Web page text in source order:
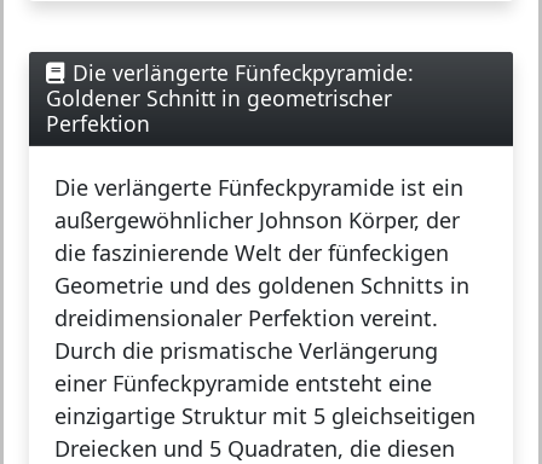
Die verlängerte Fünfeckpyramide:
Goldener Schnitt in geometrischer
Perfektion
Die verlängerte Fünfeckpyramide ist ein
außergewöhnlicher Johnson Körper, der
die faszinierende Welt der fünfeckigen
Geometrie und des goldenen Schnitts in
dreidimensionaler Perfektion vereint.
Durch die prismatische Verlängerung
einer Fünfeckpyramide entsteht eine
einzigartige Struktur mit 5 gleichseitigen
Dreiecken und 5 Quadraten, die diesen